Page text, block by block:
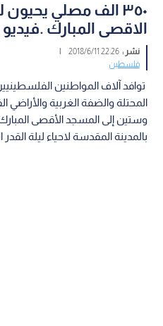
٣٥٠ الف مصلي
الاقصى المبارك .فيديو
نشر :22:26 2018/6/11
|
فلسطين
توافد آلاف المواطنين
المحتلة والضفة الغربية
وستين إلى المسجد الأقصى
بالمدينة المقدسة لاحياء ليلة القدر